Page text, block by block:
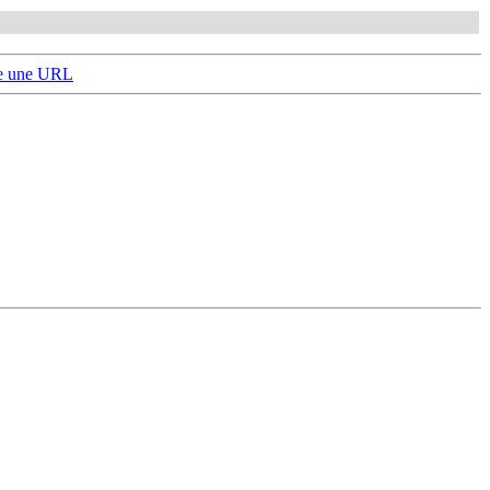
une URL